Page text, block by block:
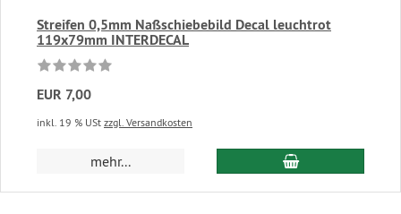
Streifen 0,5mm Naßschiebebild Decal leuchtrot
119x79mm INTERDECAL
EUR 7,00
inkl. 19 % USt zzgl. Versandkosten
mehr... In den